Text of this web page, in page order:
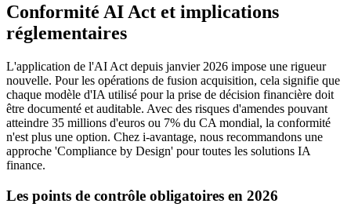
Conformité AI Act et implications
réglementaires
L'application de l'AI Act depuis janvier 2026 impose une rigueur
nouvelle. Pour les opérations de fusion acquisition, cela signifie que
chaque modèle d'IA utilisé pour la prise de décision financière doit
être documenté et auditable. Avec des risques d'amendes pouvant
atteindre 35 millions d'euros ou 7% du CA mondial, la conformité
n'est plus une option. Chez i-avantage, nous recommandons une
approche 'Compliance by Design' pour toutes les solutions IA
finance.
Les points de contrôle obligatoires en 2026